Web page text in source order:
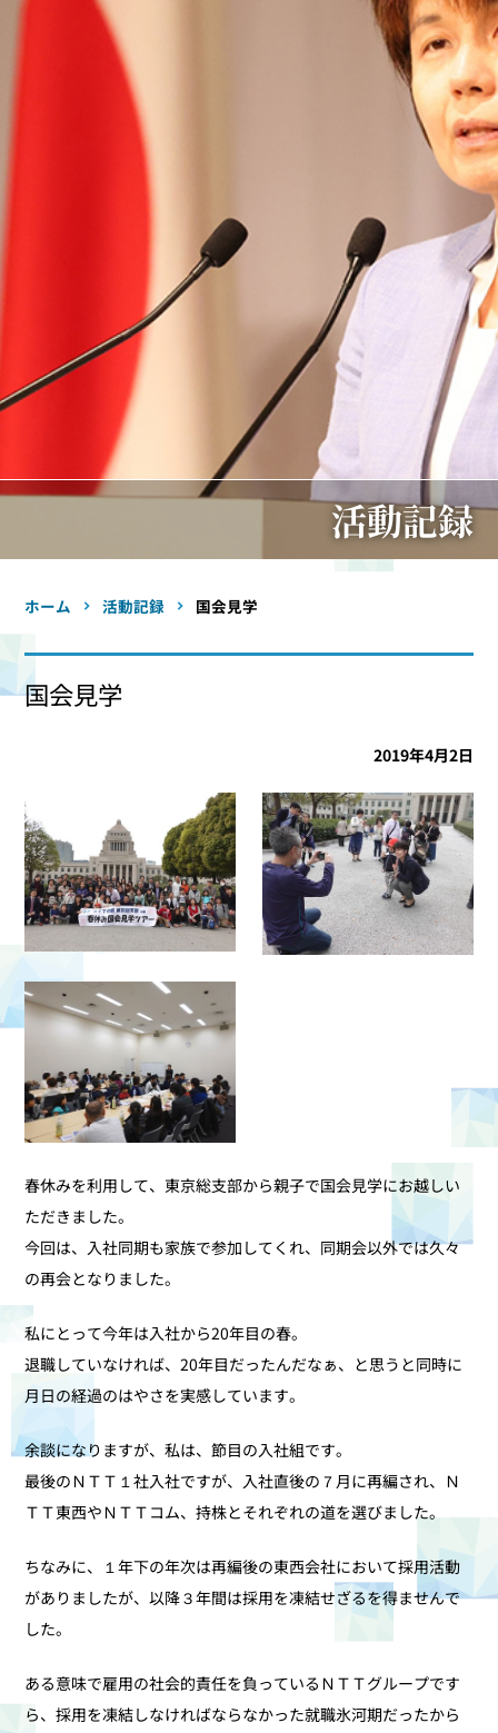
活動記録
ホーム 活動記録 国会見学
国会見学
2019年4月2日
春休みを利用して、東京総支部から親子で国会見学にお越しい
ただきました。
今回は、入社同期も家族で参加してくれ、同期会以外では久々
の再会となりました。
私にとって今年は入社から20年目の春。
退職していなければ、20年目だったんだなぁ、と思うと同時に
月日の経過のはやさを実感しています。
余談になりますが、私は、節目の入社組です。
最後のＮＴＴ１社入社ですが、入社直後の７月に再編され、Ｎ
ＴＴ東西やＮＴＴコム、持株とそれぞれの道を選びました。
ちなみに、１年下の年次は再編後の東西会社において採用活動
がありましたが、以降３年間は採用を凍結せざるを得ませんで
した。
ある意味で雇用の社会的責任を負っているＮＴＴグループです
ら、採用を凍結しなければならなかった就職氷河期だったから